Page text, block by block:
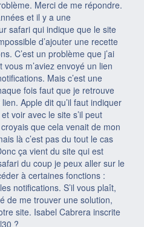
Merci de me répondre.
et il y a une
safari qui indique que le site
d’ajouter une recette
C’est un problème que j’ai
m’aviez envoyé un lien
Mais c’est une
fois faut que je retrouve
Apple dit qu’il faut indiquer
voir avec le site s’il peut
que cela venait de mon
là c’est pas du tout le cas
ça vient du site qui est
du coup je peux aller sur le
à certaines fonctions :
notifications. S’il vous plaît,
de me trouver une solution,
site. Isabel Cabrera inscrite
?